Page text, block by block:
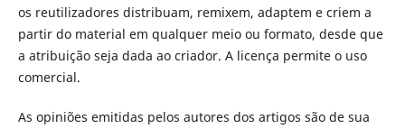
os reutilizadores distribuam, remixem, adaptem e criem a
partir do material em qualquer meio ou formato, desde que
a atribuição seja dada ao criador. A licença permite o uso
comercial.
As opiniões emitidas pelos autores dos artigos são de sua